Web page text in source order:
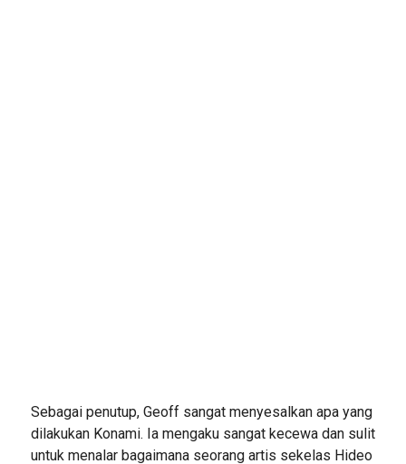
Sebagai penutup, Geoff sangat menyesalkan apa yang
dilakukan Konami. Ia mengaku sangat kecewa dan sulit
untuk menalar bagaimana seorang artis sekelas Hideo